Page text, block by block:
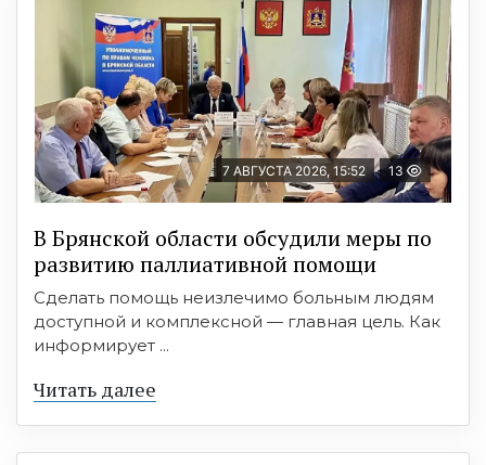
7 АВГУСТА 2026, 15:52 13
В Брянской области обсудили меры по
развитию паллиативной помощи
Сделать помощь неизлечимо больным людям
доступной и комплексной — главная цель. Как
информирует ...
Читать далее